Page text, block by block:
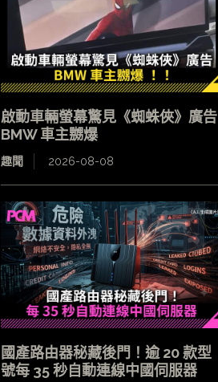
啟動車輛螢幕驚見《蜘蛛俠》廣告
BMW 車主嬲爆
趣聞 2026-08-08
國產路由器秘藏後門！逾 20 款型
號每 35 秒自動連線中國伺服器